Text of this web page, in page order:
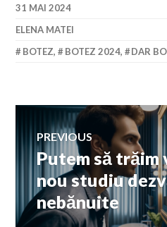
31 MAI 2024
ELENA MATEI
BOTEZ, BOTEZ 2024, DAR
Navigare
în
articole
PREVIOUS
Previous
post:
Putem să trăim
nou studiu
nebănuite